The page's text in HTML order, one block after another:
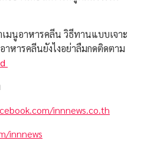
อาหารคลีน วิธีทานแบบเจาะ
าหารคลีนยังไงอย่าลืมกดติดตาม
innnews.co.th
innnews